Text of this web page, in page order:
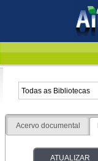
Acervo documental